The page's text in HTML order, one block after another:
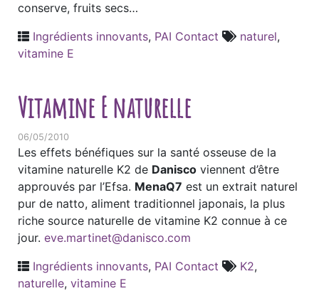
conserve, fruits secs…
Ingrédients innovants, PAI Contact naturel,
vitamine E
Vitamine E naturelle
06/05/2010
Les effets bénéfiques sur la santé osseuse de la
vitamine naturelle K2 de Danisco viennent d’être
approuvés par l’Efsa. MenaQ7 est un extrait naturel
pur de natto, aliment traditionnel japonais, la plus
riche source naturelle de vitamine K2 connue à ce
jour. eve.martinet@danisco.com
Ingrédients innovants, PAI Contact K2,
naturelle, vitamine E